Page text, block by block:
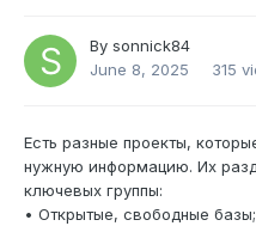
By sonnick84
June 8, 2025
315
Есть разные проекты,
нужную информацию. Их
ключевых группы:
• Открытые, свободные базы;